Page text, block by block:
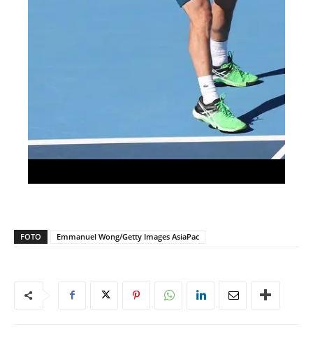
FOTO Emmanuel Wong/Getty Images AsiaPac